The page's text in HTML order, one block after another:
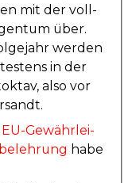
mit der voll­
über.
wer­den
in der
al­so vor
EU-Ge­währ­lei­
ha­be